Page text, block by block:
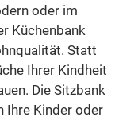
oder im
Küchenbank
Statt
Ihrer Kindheit
Die Sitzbank
Ihre Kinder oder